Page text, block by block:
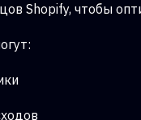
Shopify, чтобы